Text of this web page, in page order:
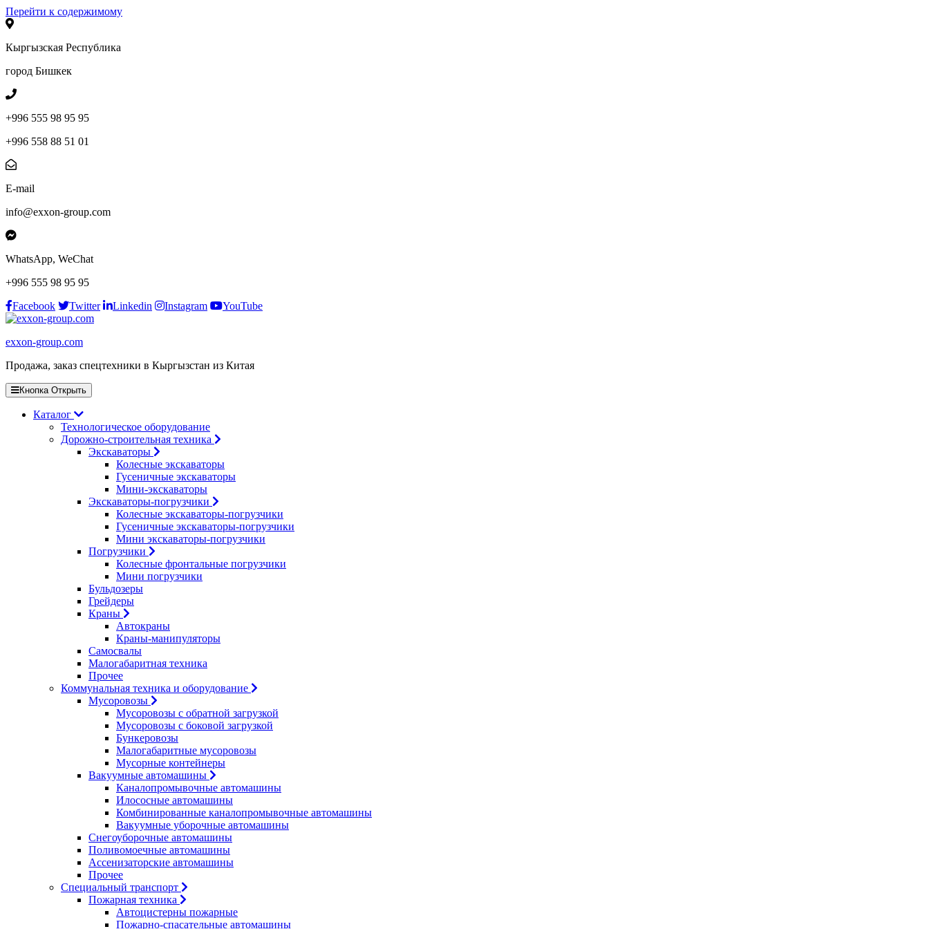
Перейти к содержимому
Кыргызская Республика
город Бишкек
+996 555 98 95 95
+996 558 88 51 01
E-mail
info@exxon-group.com
WhatsApp, WeChat
+996 555 98 95 95
Facebook
Twitter Linkedin Instagram YouTube
exxon-group.com
Продажа, заказ спецтехники в Кыргызстан из Китая
Кнопка Открыть
Каталог
Технологическое оборудование
Дорожно-строительная техника
Экскаваторы
Колесные экскаваторы
Гусеничные экскаваторы
Мини-экскаваторы
Экскаваторы-погрузчики
Колесные экскаваторы-погрузчики
Гусеничные экскаваторы-погрузчики
Мини экскаваторы-погрузчики
Погрузчики
Колесные фронтальные погрузчики
Мини погрузчики
Бульдозеры
Грейдеры
Краны
Автокраны
Краны-манипуляторы
Самосвалы
Малогабаритная техника
Прочее
Коммунальная техника и оборудование
Мусоровозы
Мусоровозы с обратной загрузкой
Мусоровозы с боковой загрузкой
Бункеровозы
Малогабаритные мусоровозы
Мусорные контейнеры
Вакуумные автомашины
Каналопромывочные автомашины
Илососные автомашины
Комбинированные каналопромывочные автомашины
Вакуумные уборочные автомашины
Снегоуборочные автомашины
Поливомоечные автомашины
Ассенизаторские автомашины
Прочее
Специальный транспорт
Пожарная техника
Автоцистерны пожарные
Пожарно-спасательные автомашины